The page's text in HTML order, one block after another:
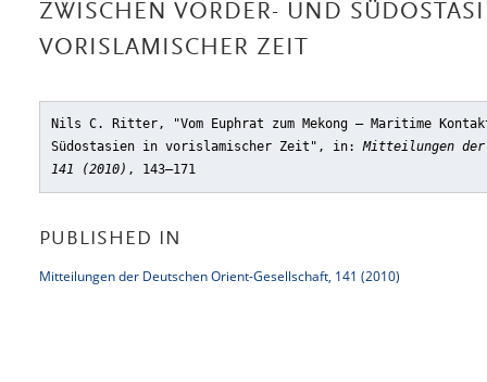
ZWISCHEN VORDER- UND
VORISLAMISCHER ZEIT
Nils C. Ritter, "Vom Euphrat zum Mekong – Maritime
Südostasien in vorislamischer Zeit" , in:Mitteilungen
141 (2010) , 143–171
PUBLISHED IN
Mitteilungen der Deutschen Orient-Gesellschaft, 141 (2010)